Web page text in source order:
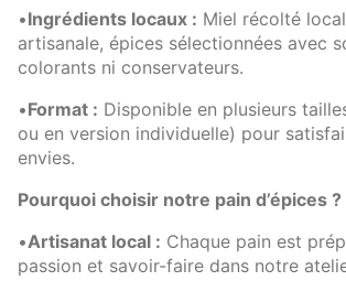
•Ingrédients locaux : Miel récolté
artisanale, épices sélectionnées avec
colorants ni conservateurs.
•Format : Disponible en plusieurs
ou en version individuelle) pour
envies.
Pourquoi choisir notre pain d’épices ?
•Artisanat local : Chaque pain est
passion et savoir-faire dans notre